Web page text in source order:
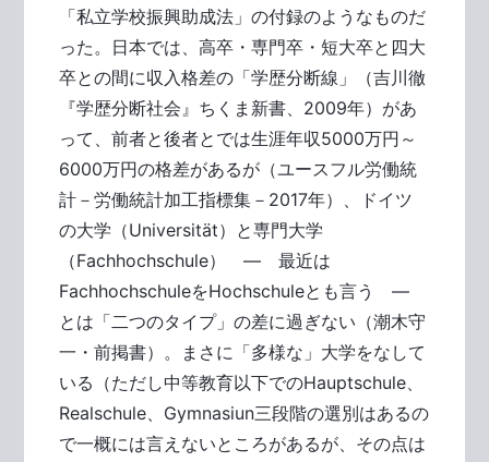
「私立学校振興助成法」の付録のようなものだ
った。日本では、高卒・専門卒・短大卒と四大
卒との間に収入格差の「学歴分断線」（吉川徹
『学歴分断社会』ちくま新書、2009年）があ
って、前者と後者とでは生涯年収5000万円～
6000万円の格差があるが（ユースフル労働統
計－労働統計加工指標集－2017年）、ドイツ
の大学（Universität）と専門大学
（Fachhochschule） ― 最近は
FachhochschuleをHochschuleとも言う ―
とは「二つのタイプ」の差に過ぎない（潮木守
一・前掲書）。まさに「多様な」大学をなして
いる（ただし中等教育以下でのHauptschule、
Realschule、Gymnasiun三段階の選別はあるの
で一概には言えないところがあるが、その点は